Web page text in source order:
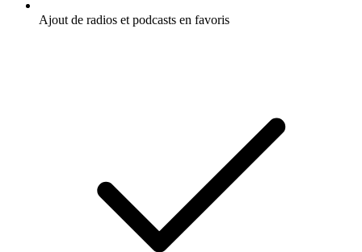
Ajout de radios et podcasts en favoris